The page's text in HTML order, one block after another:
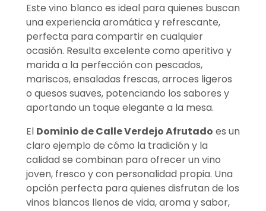
Este vino blanco es ideal para quienes buscan
una experiencia aromática y refrescante,
perfecta para compartir en cualquier
ocasión. Resulta excelente como aperitivo y
marida a la perfección con pescados,
mariscos, ensaladas frescas, arroces ligeros
o quesos suaves, potenciando los sabores y
aportando un toque elegante a la mesa.
El Dominio de Calle Verdejo Afrutado es un
claro ejemplo de cómo la tradición y la
calidad se combinan para ofrecer un vino
joven, fresco y con personalidad propia. Una
opción perfecta para quienes disfrutan de los
vinos blancos llenos de vida, aroma y sabor,